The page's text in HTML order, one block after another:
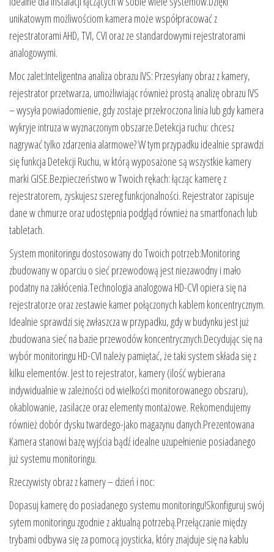
unikatowym możliwościom kamera może współpracować z
rejestratorami AHD, TVI, CVI oraz ze standardowymi rejestratorami
analogowymi.
Moc zalet:Inteligentna analiza obrazu IVS: Przesyłany obraz z kamery,
rejestrator przetwarza, umożliwiając również prostą analizę obrazu IVS
– wysyła powiadomienie, gdy zostaje przekroczona linia lub gdy kamera
wykryje intruza w wyznaczonym obszarze.Detekcja ruchu: chcesz
nagrywać tylko zdarzenia alarmowe? W tym przypadku idealnie sprawdzi
się funkcja Detekcji Ruchu, w którą wyposażone są wszystkie kamery
marki GISE.Bezpieczeństwo w Twoich rękach: łącząc kamerę z
rejestratorem, zyskujesz szereg funkcjonalności. Rejestrator zapisuje
dane w chmurze oraz udostępnia podgląd również na smartfonach lub
tabletach.
System monitoringu dostosowany do Twoich potrzeb:Monitoring
zbudowany w oparciu o sieć przewodową jest niezawodny i mało
podatny na zakłócenia.Technologia analogowa HD-CVI opiera się na
rejestratorze oraz zestawie kamer połączonych kablem koncentrycznym.
Idealnie sprawdzi się zwłaszcza w przypadku, gdy w budynku jest już
zbudowana sieć na bazie przewodów koncentrycznych.Decydując się na
wybór monitoringu HD-CVI należy pamiętać, że taki system składa się z
kilku elementów. Jest to rejestrator, kamery (ilość wybierana
indywidualnie w zależności od wielkości monitorowanego obszaru),
okablowanie, zasilacze oraz elementy montażowe. Rekomendujemy
również dobór dysku twardego-jako magazynu danych.Prezentowana
Kamera stanowi bazę wyjścia bądź idealne uzupełnienie posiadanego
już systemu monitoringu.
Rzeczywisty obraz z kamery – dzień i noc:
Dopasuj kamerę do posiadanego systemu monitoringu!Skonfiguruj swój
sytem monitoringu zgodnie z aktualną potrzebą.Przełączanie między
trybami odbywa się za pomocą joysticka, który znajduje się na kablu